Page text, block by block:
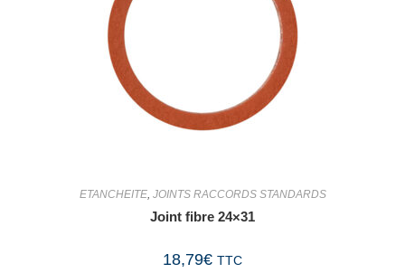
ETANCHEITE, JOINTS RACCORDS STANDARDS
Joint fibre 24×31
18,79€ TTC